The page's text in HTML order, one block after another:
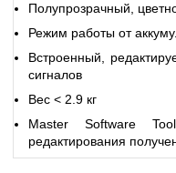
Полупрозрачный,
Режим работы от
Встроенный,
сигналов
Вес < 2.9 кг
Master Software
редактирования